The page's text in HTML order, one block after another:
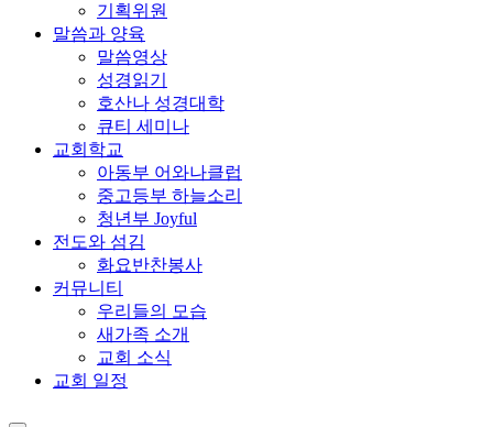
기획위원
말씀과 양육
말씀영상
성경읽기
호산나 성경대학
큐티 세미나
교회학교
아동부 어와나클럽
중고등부 하늘소리
청년부 Joyful
전도와 섬김
화요반찬봉사
커뮤니티
우리들의 모습
새가족 소개
교회 소식
교회 일정